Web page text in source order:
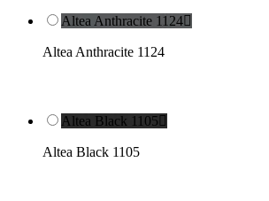
Altea Anthracite 1124
Altea Anthracite 1124
Altea Black 1105
Altea Black 1105